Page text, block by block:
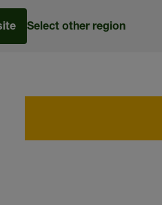
Select other region